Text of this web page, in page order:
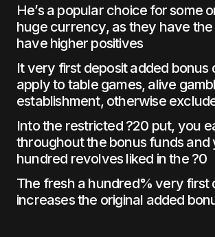
He’s a popular choice for some
huge currency, as they have
have higher positives
It very first deposit added bonus
apply to table games, alive
establishment, otherwise
Into the restricted ?20 put, you
throughout the bonus funds and
hundred revolves liked in the ?0
The fresh a hundred% very first
increases the original added